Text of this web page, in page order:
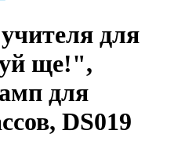
для
ще!",
для
DS019